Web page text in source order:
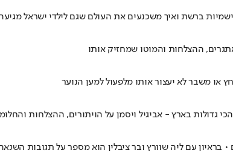
ברשת ואיך משכנעים את העולם שגם לילדי ישראל מגיעה
ההצלחות והמוטו שמחזיק אותו
או משבר לא יעצור אותו מלפעול למען הנוער
בארץ - אביגיל ויסמן על הויתורים, ההצלחות
הישראלית בעולם • בראיון עם ליה שוורץ ובר ציבלין הוא מספר על